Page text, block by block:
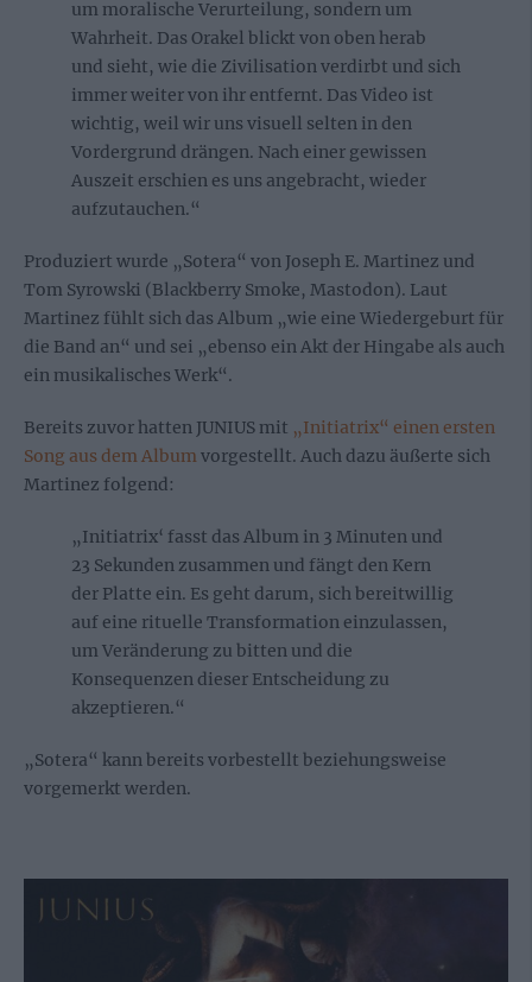
um moralische Verurteilung, sondern um
Wahrheit. Das Orakel blickt von oben herab
und sieht, wie die Zivilisation verdirbt und sich
immer weiter von ihr entfernt. Das Video ist
wichtig, weil wir uns visuell selten in den
Vordergrund drängen. Nach einer gewissen
Auszeit erschien es uns angebracht, wieder
aufzutauchen.“
Produziert wurde „Sotera“ von Joseph E. Martinez und
Tom Syrowski (Blackberry Smoke, Mastodon). Laut
Martinez fühlt sich das Album „wie eine Wiedergeburt für
die Band an“ und sei „ebenso ein Akt der Hingabe als auch
ein musikalisches Werk“.
Bereits zuvor hatten JUNIUS mit „Initiatrix“ einen ersten
Song aus dem Album vorgestellt. Auch dazu äußerte sich
Martinez folgend:
„Initiatrix‘ fasst das Album in 3 Minuten und
23 Sekunden zusammen und fängt den Kern
der Platte ein. Es geht darum, sich bereitwillig
auf eine rituelle Transformation einzulassen,
um Veränderung zu bitten und die
Konsequenzen dieser Entscheidung zu
akzeptieren.“
„Sotera“ kann bereits vorbestellt beziehungsweise
vorgemerkt werden.